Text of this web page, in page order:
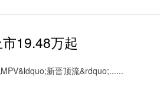
19.48万起
新晋顶流&rdquo;......